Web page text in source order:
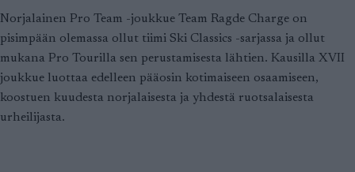
Norjalainen Pro Team -joukkue Team Ragde Charge on
pisimpään olemassa ollut tiimi Ski Classics -sarjassa ja ollut
mukana Pro Tourilla sen perustamisesta lähtien. Kausilla XVII
joukkue luottaa edelleen pääosin kotimaiseen osaamiseen,
koostuen kuudesta norjalaisesta ja yhdestä ruotsalaisesta
urheilijasta.